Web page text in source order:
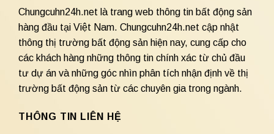
Chungcuhn24h.net là trang web thông tin bất động sản
hàng đầu tại Việt Nam. Chungcuhn24h.net cập nhật
thông thị trường bất động sản hiện nay, cung cấp cho
các khách hàng những thông tin chính xác từ chủ đầu
tư dự án và những góc nhìn phân tích nhận định về thị
trường bất động sản từ các chuyên gia trong ngành.
THÔNG TIN LIÊN HỆ